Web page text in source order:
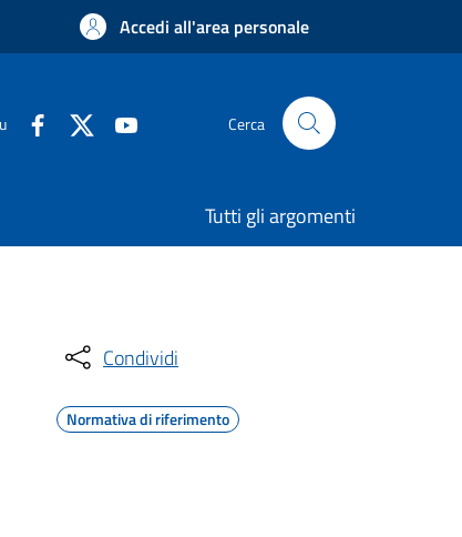
Accedi all'area personale
Cerca
Tutti gli argomenti
Condividi
Normativa di riferimento